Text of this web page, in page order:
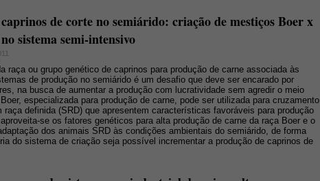
de corte no semiárido: criação de mestiços Boer x
sistema semi-intensivo
raça ou grupo genético de caprinos para produção de carne associada às
de produção no semiárido é um desafio que deve ser encarado por
na busca de aumentar a produção com lucratividade sem agredir o meio
especializada para produção de carne, pode ser utilizada para cruzamento
raça definida (SRD) que apresentem características favoráveis para produção
se os fatores genéticos para alta produção de carne da raça Boer e o
dos animais SRD às condições ambientais do semiárido, de forma
do sistema de criação seja possível incrementar a produção de caprinos de